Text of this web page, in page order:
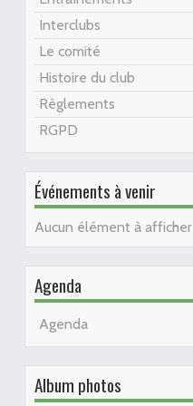
Interclubs
Le comité
Histoire du club
Règlements
RGPD
Événements à venir
Aucun élément à afficher
Agenda
Agenda
Album photos